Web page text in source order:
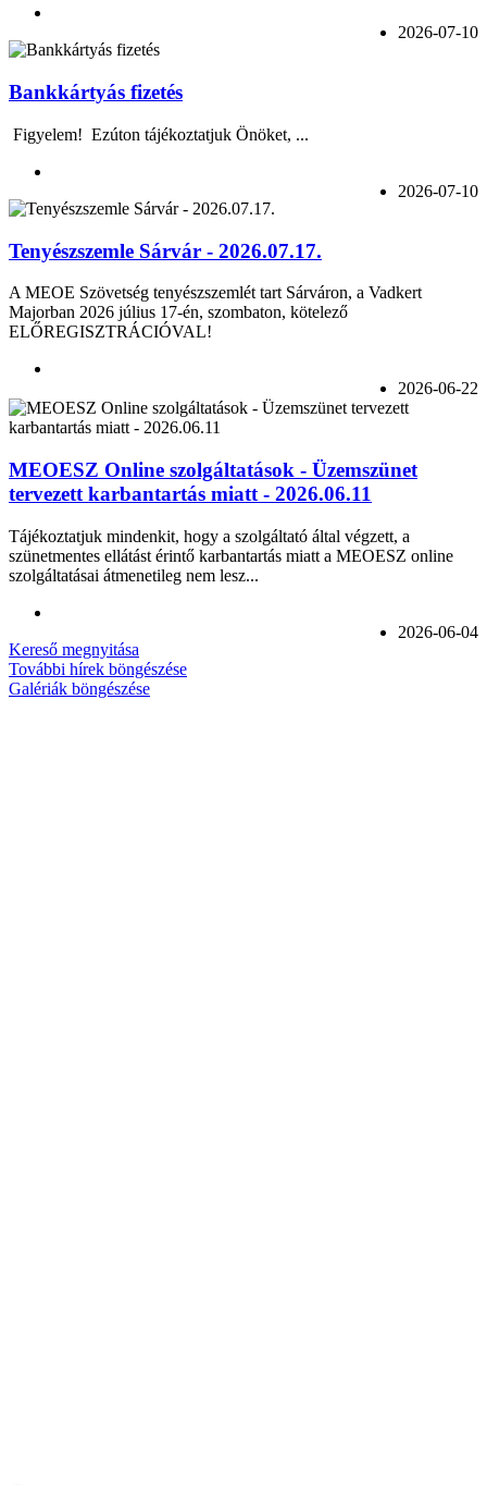
2026-07-10
Bankkártyás fizetés
Figyelem! Ezúton tájékoztatjuk Önöket, ...
2026-07-10
Tenyészszemle Sárvár - 2026.07.17.
A MEOE Szövetség tenyészszemlét tart Sárváron, a Vadkert
Majorban 2026 július 17-én, szombaton, kötelező
ELŐREGISZTRÁCIÓVAL!
2026-06-22
MEOESZ Online szolgáltatások - Üzemszünet
tervezett karbantartás miatt - 2026.06.11
Tájékoztatjuk mindenkit, hogy a szolgáltató által végzett, a
szünetmentes ellátást érintő karbantartás miatt a MEOESZ online
szolgáltatásai átmenetileg nem lesz...
2026-06-04
Kereső megnyitása
További hírek böngészése
Galériák böngészése